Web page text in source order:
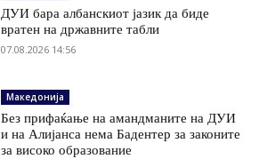
ДУИ бара албанскиот јазик да биде
вратен на државните табли
07.08.2026 14:56
Македонија
Без прифаќање на амандманите на ДУИ
и на Алијанса нема Бадентер за законите
за високо образование